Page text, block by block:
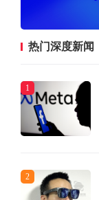
热门深度新闻
1
2